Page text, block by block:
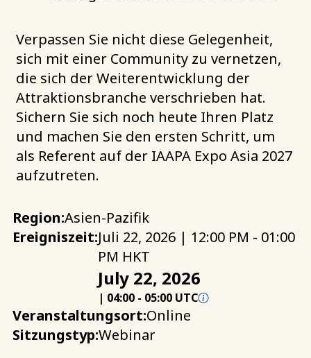
Verpassen Sie nicht diese Gelegenheit,
sich mit einer Community zu vernetzen,
die sich der Weiterentwicklung der
Attraktionsbranche verschrieben hat.
Sichern Sie sich noch heute Ihren Platz
und machen Sie den ersten Schritt, um
als Referent auf der IAAPA Expo Asia 2027
aufzutreten.
Region:Asien-Pazifik
Ereigniszeit:Juli 22, 2026 | 12:00 PM - 01:00
PM HKT
July 22, 2026
| 04:00 - 05:00 UTC
Veranstaltungsort:Online
Sitzungstyp:Webinar